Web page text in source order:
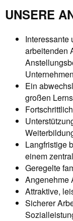
UNSERE
Interessante
arbeitenden
Ein
großen
Langfristige
einem
Geregelte
Angenehme
Attraktive,
Sicherer